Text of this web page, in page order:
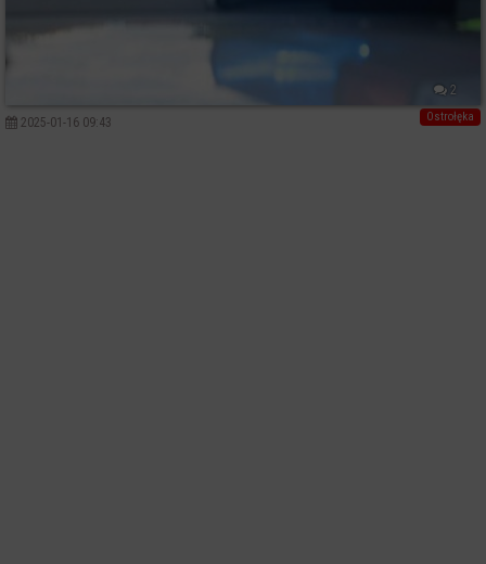
2
Ostrołęka
2025-01-16 09:43